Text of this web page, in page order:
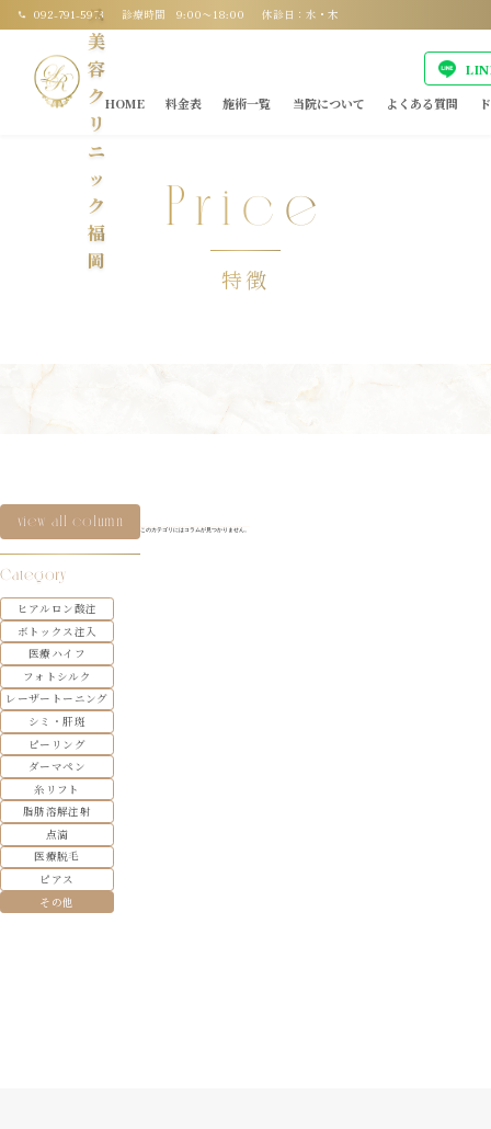
092-791-5973 診療時間 9:00〜18:00 休診日：水・木
ス
美
容
ク
リ
ニ
ッ
ク
福
岡
HOME
料金表 施術一覧 当院について よくある質問
Price
特徴
view all column
Category
ヒアルロン酸注
ボトックス注入
医療ハイフ
フォトシルク
レーザートーニング
シミ・肝斑
ピーリング
ダーマペン
糸リフト
脂肪溶解注射
点滴
医療脱毛
ピアス
その他
このカテゴリにはコラムが見つかりません。